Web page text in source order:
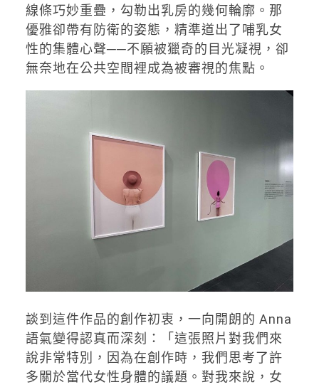
線條巧妙重疊，勾勒出乳房的幾何輪廓。那
優雅卻帶有防衛的姿態，精準道出了哺乳女
性的集體心聲──不願被獵奇的目光凝視，卻
無奈地在公共空間裡成為被審視的焦點。
談到這件作品的創作初衷，一向開朗的 Anna
語氣變得認真而深刻：「這張照片對我們來
說非常特別，因為在創作時，我們思考了許
多關於當代女性身體的議題。對我來說，女